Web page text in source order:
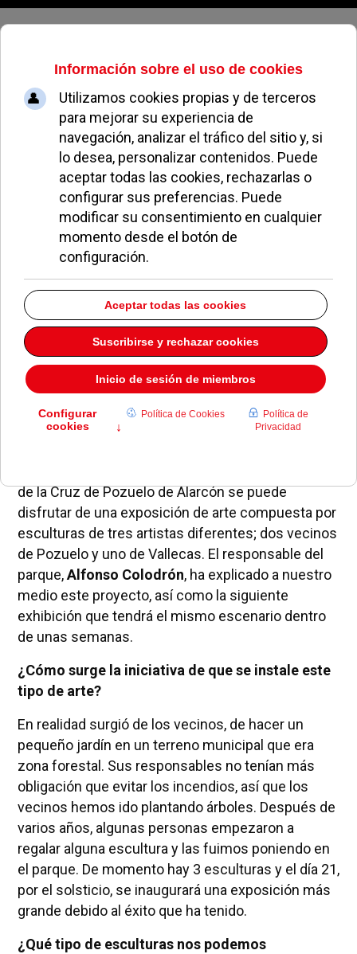
Jueves, 06 de agosto de 2026
Alfonso Colodrón: "Queremos que
los pozueleros disfruten de un
espacio público más"
EDUARDO BARTRINA | JUAN ADALID
REPORTAJES POZUELO
20 DICIEMBRE 2012
de la Cruz de Pozuelo de Alarcón se puede
disfrutar de una exposición de arte compuesta por
esculturas de tres artistas diferentes; dos vecinos
de Pozuelo y uno de Vallecas. El responsable del
parque,Alfonso Colodrón, ha explicado a nuestro
medio este proyecto, así como la siguiente
exhibición que tendrá el mismo escenario dentro
de unas semanas.
¿Cómo surge la iniciativa de que se instale este
tipo de arte?
En realidad surgió de los vecinos, de hacer un
pequeño jardín en un terreno municipal que era
zona forestal. Sus responsables no tenían más
obligación que evitar los incendios, así que los
vecinos hemos ido plantando árboles. Después de
varios años, algunas personas empezaron a
regalar alguna escultura y las fuimos poniendo en
el parque. De momento hay 3 esculturas y el día 21,
por el solsticio, se inaugurará una exposición más
grande debido al éxito que ha tenido.
¿Qué tipo de esculturas nos podemos